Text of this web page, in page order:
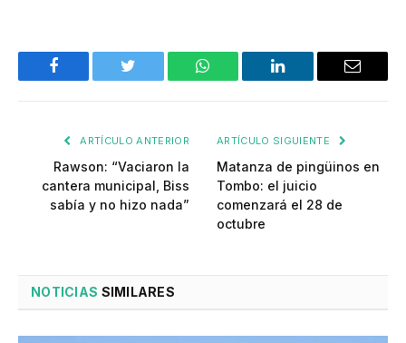
Facebook Twitter WhatsApp LinkedIn Email
ARTÍCULO ANTERIOR
Rawson: “Vaciaron la
cantera municipal, Biss
sabía y no hizo nada”
ARTÍCULO SIGUIENTE
Matanza de pingüinos en
Tombo: el juicio
comenzará el 28 de
octubre
NOTICIAS SIMILARES